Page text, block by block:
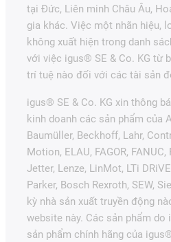
tại Đức, Liên minh Châu Âu,
gia khác. Việc một nhãn hiệu,
không xuất hiện trong danh
với việc igus® SE & Co. KG từ
trí tuệ nào đối với các tài sản
igus® SE & Co. KG xin thông
kinh doanh các sản phẩm của
Baumüller, Beckhoff, Lahr,
Motion, ELAU, FAGOR,
Jetter, Lenze, LinMot, LTi
Parker, Bosch Rexroth, SEW,
kỳ nhà sản xuất truyền động
website này. Các sản phẩm
sản phẩm chính hãng của